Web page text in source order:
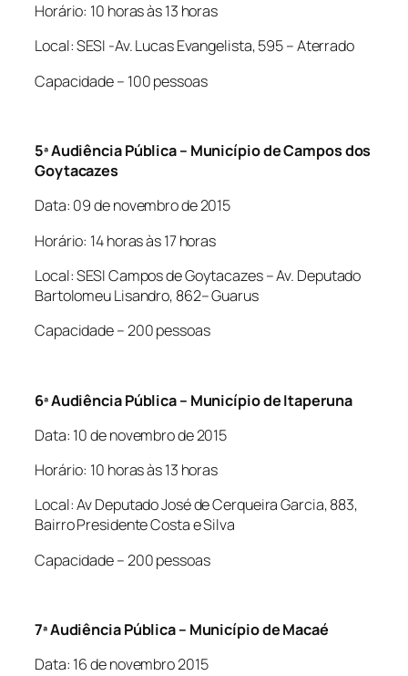
Horário: 10 horas às 13 horas
Local: SESI -Av. Lucas Evangelista, 595 – Aterrado
Capacidade – 100 pessoas
5ª Audiência Pública – Município de Campos dos
Goytacazes
Data: 09 de novembro de 2015
Horário: 14 horas às 17 horas
Local: SESI Campos de Goytacazes – Av. Deputado
Bartolomeu Lisandro, 862– Guarus
Capacidade – 200 pessoas
6ª Audiência Pública – Município de Itaperuna
Data: 10 de novembro de 2015
Horário: 10 horas às 13 horas
Local: Av Deputado José de Cerqueira Garcia, 883,
Bairro Presidente Costa e Silva
Capacidade – 200 pessoas
7ª Audiência Pública – Município de Macaé
Data: 16 de novembro 2015